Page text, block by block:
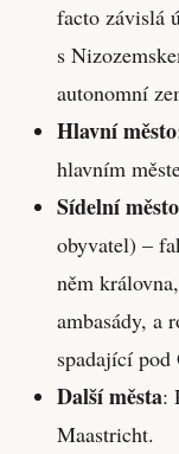
facto závislá
s
autonomní
Hlavní město
hlavním
Sídelní město
obyvatel) –
něm
ambasády, a
spadající pod
Další města:
Maastricht.